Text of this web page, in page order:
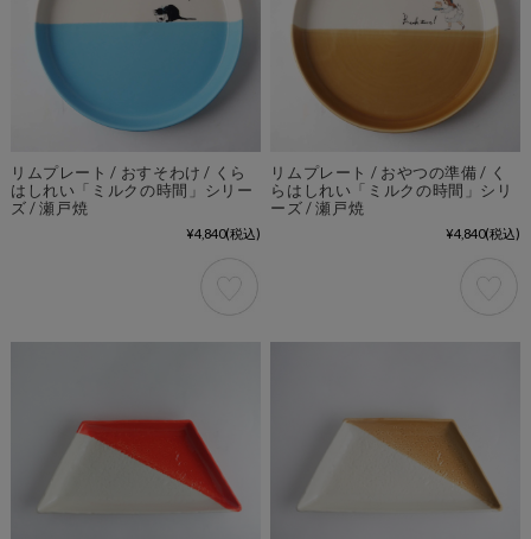
リムプレート / おすそわけ / くら
はしれい「ミルクの時間」シリー
ズ / 瀬戸焼
¥4,840(税込)
リムプレート / おやつの準備 / く
らはしれい「ミルクの時間」シリ
ーズ / 瀬戸焼
¥4,840(税込)